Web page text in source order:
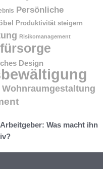
Persönliche
Produktivität steigern
Risikomanagement
Design
Wohnraumgestaltung
Was macht ihn